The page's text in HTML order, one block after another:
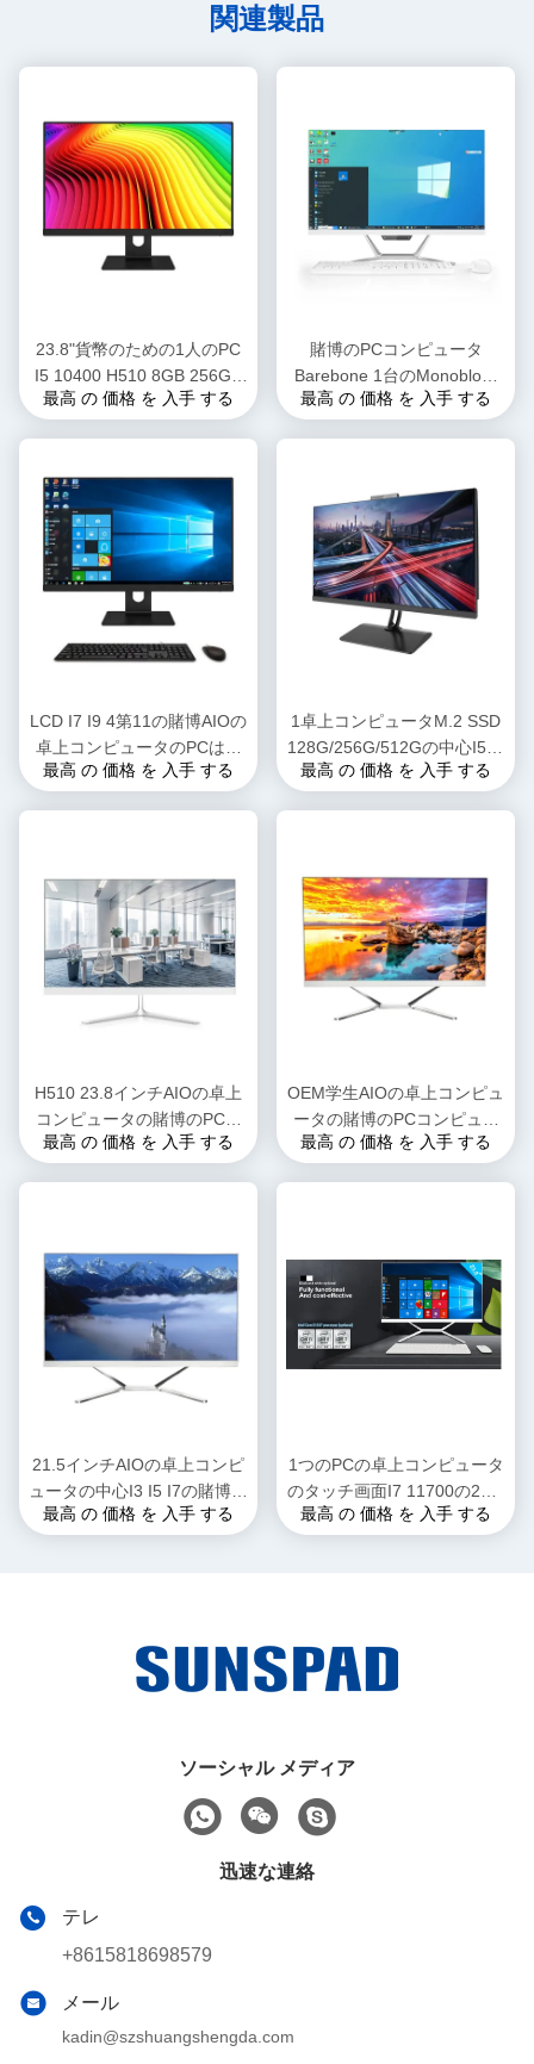
関連製品
23.8"貨幣のための1人のPC
I5 10400 H510 8GB 256GB
Oem MonoblockのAIOの卓上
最高 の 価格 を 入手 する
賭博のPCコンピュータ
Barebone 1台のMonoblock
コンピュータ21.5" 23.8"の
最高 の 価格 を 入手 する
LCD I7 I9 4第11の賭博AIOの
卓上コンピュータのPCは柔
らかいSSD+HDDのために芯
最高 の 価格 を 入手 する
1卓上コンピュータM.2 SSD
128G/256G/512Gの中心I5 I7
I9第10の生成すべて
最高 の 価格 を 入手 する
H510 23.8インチAIOの卓上
コンピュータの賭博のPCの
中心i3 i5 i7第10 GEN モノブ
最高 の 価格 を 入手 する
OEM学生AIOの卓上コンピュ
ータの賭博のPCコンピュー
タIntelプロセッサの中心I7
最高 の 価格 を 入手 する
21.5インチAIOの卓上コンピ
ュータの中心I3 I5 I7の賭博コ
ンピュータ
最高 の 価格 を 入手 する
1つのPCの卓上コンピュータ
のタッチ画面I7 11700の23.8
″すべて8中心16mbのスマー
最高 の 価格 を 入手 する
ソーシャル メディア
迅速な連絡
テレ
+8615818698579
メール
kadin@szshuangshengda.com